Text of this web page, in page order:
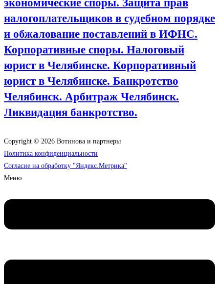
экономические споры. Защита прав
налогоплательщиков в судебном порядке
и обжалование поставлений в ИФНС.
Корпоративные споры. Налоговый
юрист в Челябинске. Корпоративный
юрист в Челябинске. Банкротство
Челябинск. Арбитраж Челябинск.
Ликвидация банкротство.
Copyright © 2026 Вотинова и партнеры
Политика конфиденциальности
Согласие на обработку "Яндекс.Метрика"
Меню